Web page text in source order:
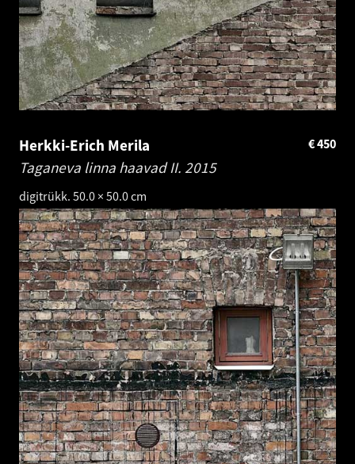
Herkki-Erich Merila
Taganeva linna haavad II. 2015
digitrükk. 50.0 × 50.0 cm
450
€